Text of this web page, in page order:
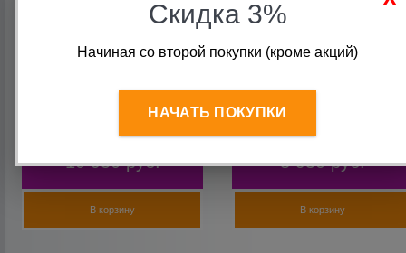
10 950 руб.
В корзину
8 950 руб.
В корзину
Скидка 3%
Начиная со второй покупки (кроме акций)
НАЧАТЬ ПОКУПКИ